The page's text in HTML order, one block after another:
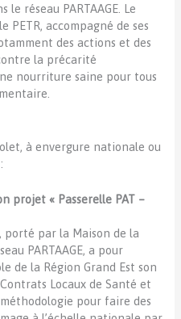
réseau PARTAAGE. Le
accompagné de ses
des actions et des
la précarité
nourriture saine pour tous
à envergure nationale ou
projet « Passerelle PAT –
porté par la Maison de la
PARTAAGE, a pour
de la Région Grand Est son
Locaux de Santé et
méthodologie pour faire des